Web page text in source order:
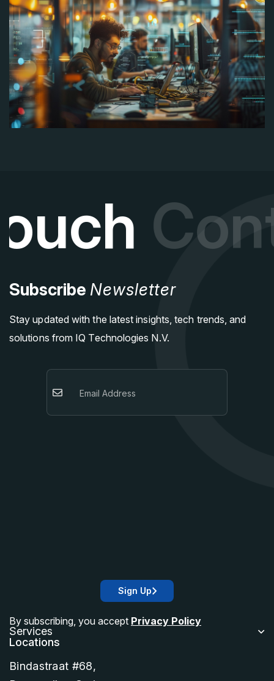
Subscribe Newsletter
Stay updated with the latest insights, tech trends, and
solutions from IQ Technologies N.V.
Sign Up
By subscribing, you accept Privacy Policy
Services
Locations
Bindastraat #68,